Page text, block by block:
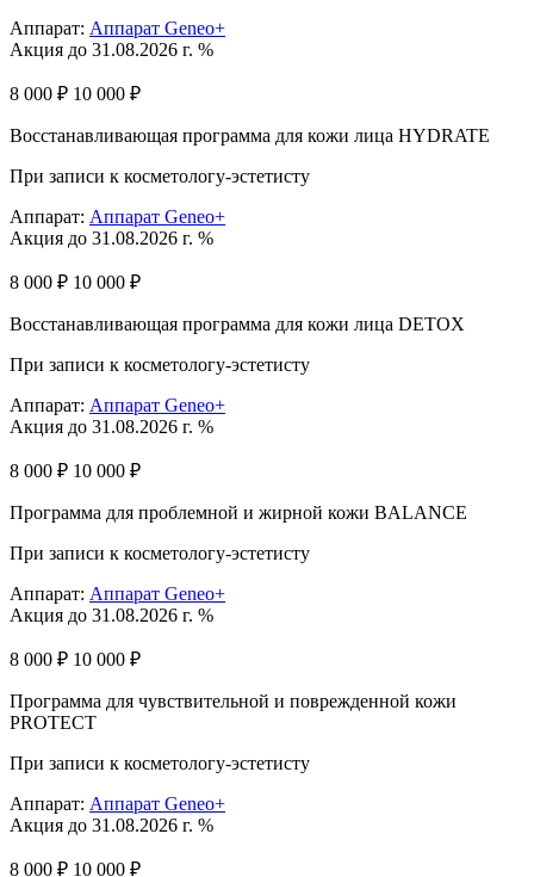
Аппарат: Аппарат Geneo+
Акция до 31.08.2026 г. %
8 000 ₽ 10 000 ₽
Восстанавливающая программа для кожи лица HYDRATE
При записи к косметологу-эстетисту
Аппарат: Аппарат Geneo+
Акция до 31.08.2026 г. %
8 000 ₽ 10 000 ₽
Восстанавливающая программа для кожи лица DETOX
При записи к косметологу-эстетисту
Аппарат: Аппарат Geneo+
Акция до 31.08.2026 г. %
8 000 ₽ 10 000 ₽
Программа для проблемной и жирной кожи BALANCE
При записи к косметологу-эстетисту
Аппарат: Аппарат Geneo+
Акция до 31.08.2026 г. %
8 000 ₽ 10 000 ₽
Программа для чувствительной и поврежденной кожи
PROTECT
При записи к косметологу-эстетисту
Аппарат: Аппарат Geneo+
Акция до 31.08.2026 г. %
8 000 ₽ 10 000 ₽